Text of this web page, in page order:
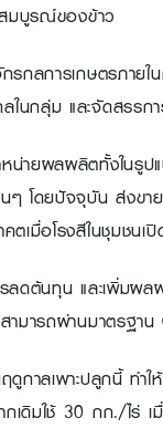
สมบูรณ์ของข้าว
กลการเกษตรภายใ
นกลุ่ม และจัดสรรกา
น่ายผลผลิตทั้งในรู
ๆ โดยปัจจุบัน ส่งขา
เมื่อโรงสีในชุมชนเ
ลดต้นทุน และเพิ่มผ
ามารถผ่านมาตรฐา
ฤดูกาลเพาะปลูกนี้ ท
เดิมใช้ 30 กก./ไร่